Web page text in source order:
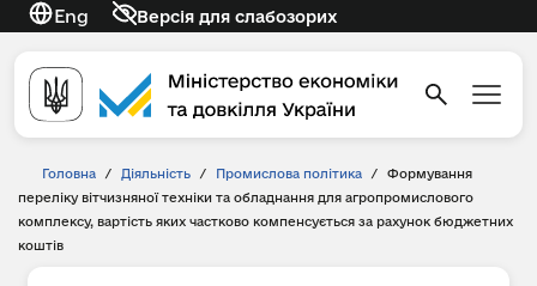
Eng Версія для слабозорих
Головна / Діяльність / Промислова політика /
Формування
переліку вітчизняної техніки та обладнання для агропромислового
комплексу, вартість яких частково компенсується за рахунок бюджетних
коштів